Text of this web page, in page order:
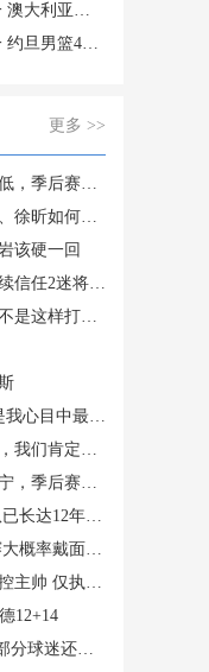
男篮 全场集锦
男篮 全场集锦
更多 >>
不能这么打
价这场比赛
该硬一回
将，调整太乱
样打球的
最佳防守球员
能打回主场
赛命悬一线
未打进疯三
具对阵广东
仅执教一季
12+14
还转投广州